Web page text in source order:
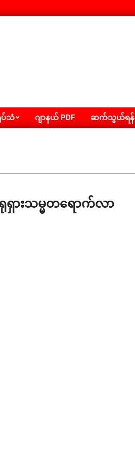
ပ်သံ ဂျာနယ် PDF ဆက်သွယ်ရန်
ားသမ္မတရောက်လာ